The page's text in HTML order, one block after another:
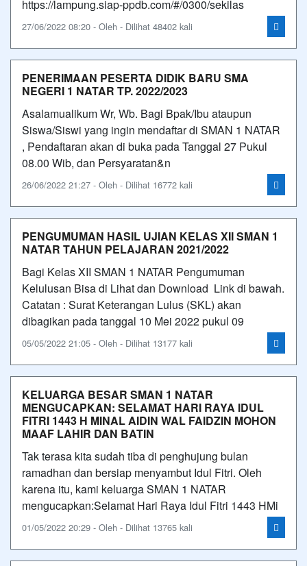
https://lampung.siap-ppdb.com/#/0300/sekilas
27/06/2022 08:20 - Oleh - Dilihat 48402 kali
PENERIMAAN PESERTA DIDIK BARU SMA
NEGERI 1 NATAR TP. 2022/2023
Asalamualikum Wr, Wb. Bagi Bpak/Ibu ataupun
Siswa/Siswi yang ingin mendaftar di SMAN 1 NATAR
, Pendaftaran akan di buka pada Tanggal 27 Pukul
08.00 Wib, dan Persyaratan&n
26/06/2022 21:27 - Oleh - Dilihat 16772 kali
PENGUMUMAN HASIL UJIAN KELAS XII SMAN 1
NATAR TAHUN PELAJARAN 2021/2022
Bagi Kelas XII SMAN 1 NATAR Pengumuman
Kelulusan Bisa di Lihat dan Download Link di bawah.
Catatan : Surat Keterangan Lulus (SKL) akan
dibagikan pada tanggal 10 Mei 2022 pukul 09
05/05/2022 21:05 - Oleh - Dilihat 13177 kali
KELUARGA BESAR SMAN 1 NATAR
MENGUCAPKAN: SELAMAT HARI RAYA IDUL
FITRI 1443 H MINAL AIDIN WAL FAIDZIN MOHON
MAAF LAHIR DAN BATIN
Tak terasa kita sudah tiba di penghujung bulan
ramadhan dan bersiap menyambut Idul Fitri. Oleh
karena itu, kami keluarga SMAN 1 NATAR
mengucapkan:Selamat Hari Raya Idul Fitri 1443 HMi
01/05/2022 20:29 - Oleh - Dilihat 13765 kali